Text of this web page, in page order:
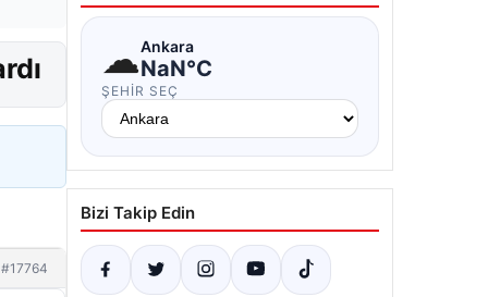
#17764
☁Ankara
NaN°C
ŞEHIR SEÇ
Bizi Takip Edin